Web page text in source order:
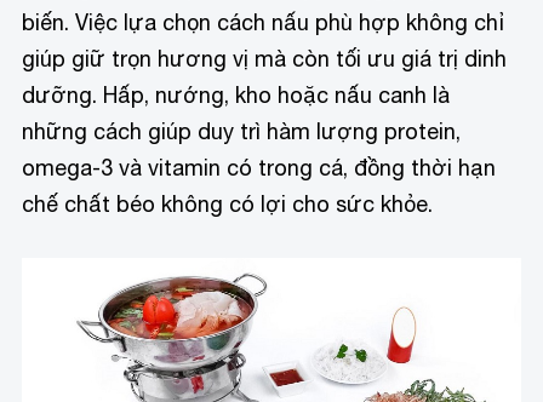
biến. Việc lựa chọn cách nấu phù hợp không chỉ
giúp giữ trọn hương vị mà còn tối ưu giá trị dinh
dưỡng. Hấp, nướng, kho hoặc nấu canh là
những cách giúp duy trì hàm lượng protein,
omega-3 và vitamin có trong cá, đồng thời hạn
chế chất béo không có lợi cho sức khỏe.